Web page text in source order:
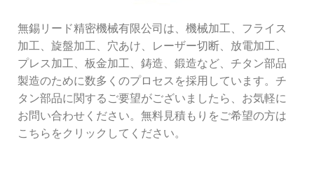
無錫リード精密機械有限公司は、機械加工、フライス
加工、旋盤加工、穴あけ、レーザー切断、放電加工、
プレス加工、板金加工、鋳造、鍛造など、チタン部品
製造のために数多くのプロセスを採用しています。チ
タン部品に関するご要望がございましたら、お気軽に
お問い合わせください。無料見積もりをご希望の方は
こちらをクリックしてください。